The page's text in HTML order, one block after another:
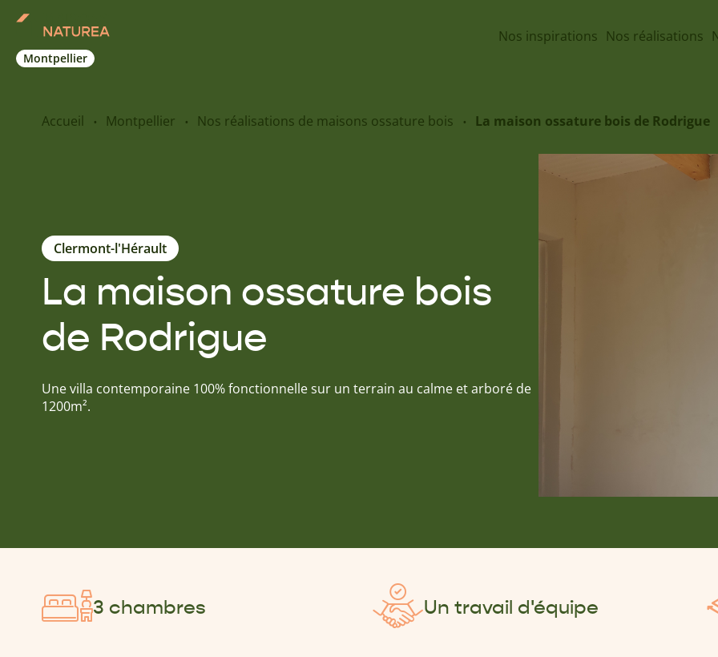
Montpellier
Nos inspirations Nos réalisations
Accueil Montpellier Nos réalisations de maisons ossature bois La maison ossature bois de Rodrigue
La maison ossature bois
de Rodrigue
Clermont-l'Hérault
Une villa contemporaine 100% fonctionnelle sur un terrain au calme et arboré de
1200m².
3 chambres Un travail d'équipe